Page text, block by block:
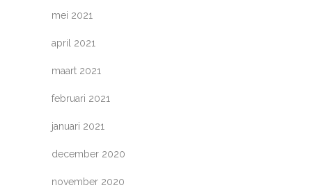
mei 2021
april 2021
maart 2021
februari 2021
januari 2021
december 2020
november 2020